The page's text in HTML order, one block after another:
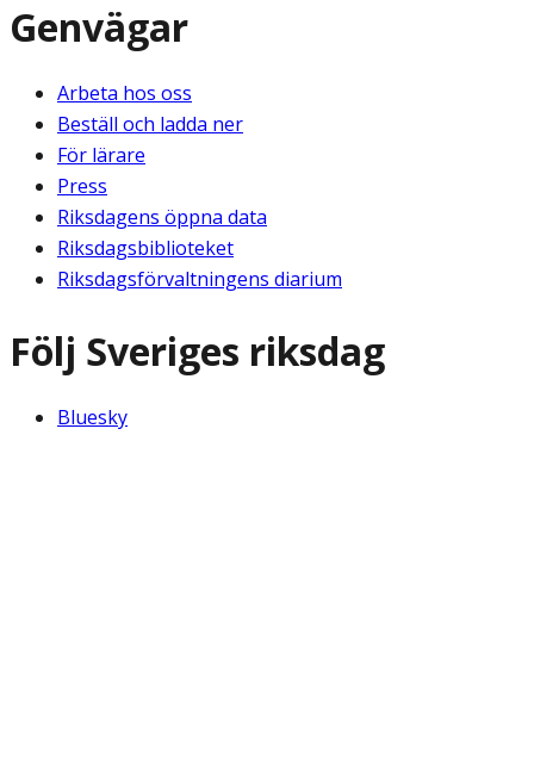
Genvägar
Arbeta hos oss
Beställ och ladda ner
För lärare
Press
Riksdagens öppna data
Riksdagsbiblioteket
Riksdagsförvaltningens diarium
Följ Sveriges riksdag
Bluesky